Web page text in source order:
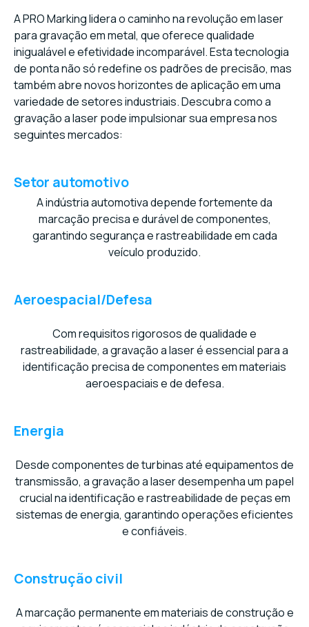
A PRO Marking lidera o caminho na revolução em laser
para gravação em metal, que oferece qualidade
inigualável e efetividade incomparável. Esta tecnologia
de ponta não só redefine os padrões de precisão, mas
também abre novos horizontes de aplicação em uma
variedade de setores industriais. Descubra como a
gravação a laser pode impulsionar sua empresa nos
seguintes mercados:
Setor automotivo
A indústria automotiva depende fortemente da
marcação precisa e durável de componentes,
garantindo segurança e rastreabilidade em cada
veículo produzido.
Aeroespacial/Defesa
Com requisitos rigorosos de qualidade e
rastreabilidade, a gravação a laser é essencial para a
identificação precisa de componentes em materiais
aeroespaciais e de defesa.
Energia
Desde componentes de turbinas até equipamentos de
transmissão, a gravação a laser desempenha um papel
crucial na identificação e rastreabilidade de peças em
sistemas de energia, garantindo operações eficientes
e confiáveis.
Construção civil
A marcação permanente em materiais de construção e